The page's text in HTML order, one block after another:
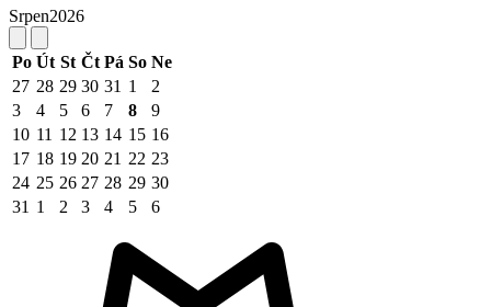
Srpen2026
Po Út St Čt Pá So Ne
27 28 29 30 31 1
2
3
4 5 6 7 8
9
10 11 12 13 14 15 16
17 18 19 20 21 22 23
24 25 26 27 28 29 30
31 1 2 3 4 5 6